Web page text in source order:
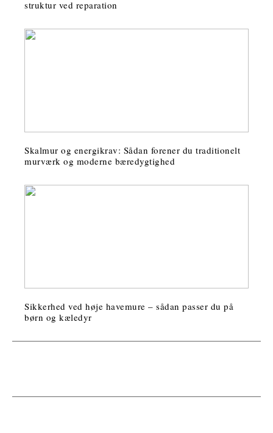
struktur ved reparation
Skalmur og energikrav: Sådan forener du traditionelt
murværk og moderne bæredygtighed
Sikkerhed ved høje havemure – sådan passer du på
børn og kæledyr